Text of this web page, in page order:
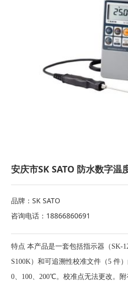
安庆市SK SATO 防水数字温
品牌：SK SATO
咨询电话：18866860691
特点 本产品是一套包括指示器（SK-
S100K）和可追溯性校准文件（5 件
0、100、200℃。校准点无法更改。